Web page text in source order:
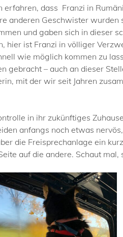
dass Franzi in
anderen Geschwister wurden
und gaben sich in dieser
hier ist Franzi in völliger
wie möglich kommen zu
gebracht – auch an dieser
mit der wir seit Jahren
in ihr zukünftiges
anfangs noch etwas
die Freisprechanlage ein
auf die andere. Schaut mal,